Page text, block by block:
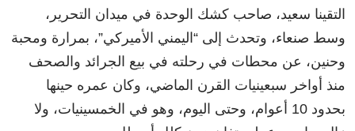
التقينا سعيد، صاحب كشك الوحدة في ميدان التحرير،
وسط صنعاء، وتحدث إلى “اليمني الأميركي”، بمرارة ومحبة
وحنين، عن محطات في رحلته في بيع الجرائد والصحف
منذ أواخر سبعينيات القرن الماضي، وكان عمره حينها
بحدود 10 أعوام، وحتى اليوم، وهو في الخمسينيات، ولا